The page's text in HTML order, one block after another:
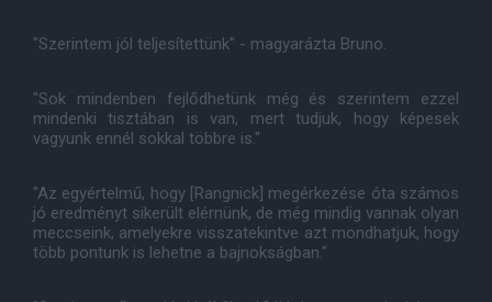
"Szerintem jól teljesítettünk" - magyarázta Bruno.
"Sok mindenben fejlődhetünk még és szerintem ezzel
mindenki tisztában is van, mert tudjuk, hogy képesek
vagyunk ennél sokkal többre is."
"Az egyértelmű, hogy [Rangnick] megérkezése óta számos
jó eredményt sikerült elérnünk, de még mindig vannak olyan
meccseink, amelyekre visszatekintve azt mondhatjuk, hogy
több pontunk is lehetne a bajnokságban."